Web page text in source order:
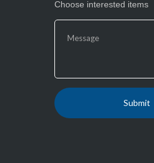
Choose interested items